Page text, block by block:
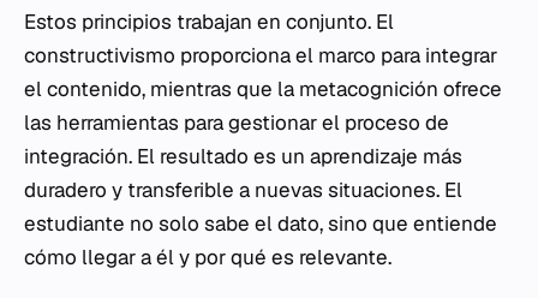
Estos principios trabajan en conjunto. El
constructivismo proporciona el marco para integrar
el contenido, mientras que la metacognición ofrece
las herramientas para gestionar el proceso de
integración. El resultado es un aprendizaje más
duradero y transferible a nuevas situaciones. El
estudiante no solo sabe el dato, sino que entiende
cómo llegar a él y por qué es relevante.